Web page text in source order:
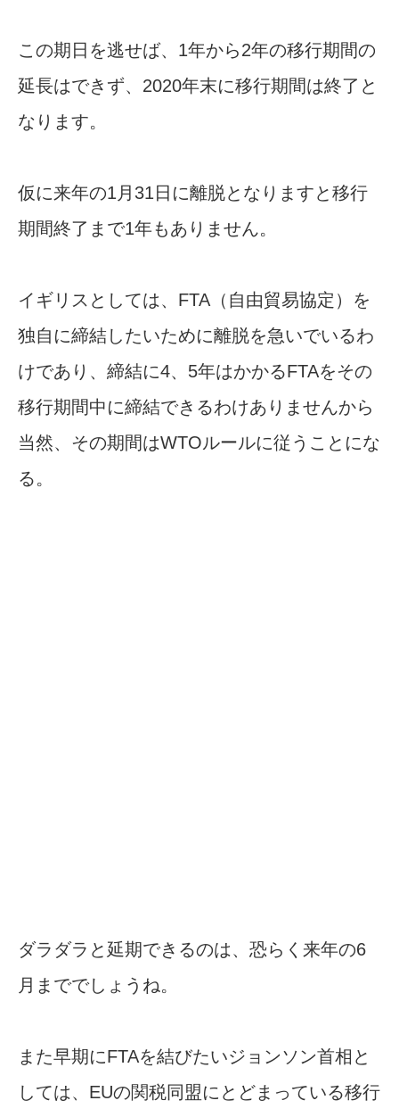
この期日を逃せば、1年から2年の移行期間の
延長はできず、2020年末に移行期間は終了と
なります。
仮に来年の1月31日に離脱となりますと移行
期間終了まで1年もありません。
イギリスとしては、FTA（自由貿易協定）を
独自に締結したいために離脱を急いでいるわ
けであり、締結に4、5年はかかるFTAをその
移行期間中に締結できるわけありませんから
当然、その期間はWTOルールに従うことにな
る。
ダラダラと延期できるのは、恐らく来年の6
月まででしょうね。
また早期にFTAを結びたいジョンソン首相と
しては、EUの関税同盟にとどまっている移行